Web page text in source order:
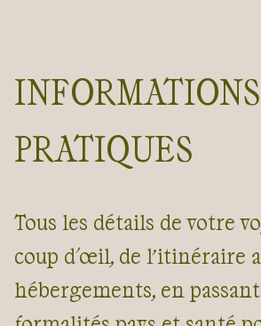
INFORMATIONS
PRATIQUES
Tous les détails de votre
coup d'œil, de l’itinéraire
hébergements, en